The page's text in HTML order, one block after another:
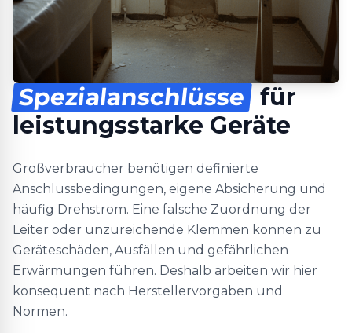
Spezialanschlüsse für
leistungsstarke Geräte
Großverbraucher benötigen definierte
Anschlussbedingungen, eigene Absicherung und
häufig Drehstrom. Eine falsche Zuordnung der
Leiter oder unzureichende Klemmen können zu
Geräteschäden, Ausfällen und gefährlichen
Erwärmungen führen. Deshalb arbeiten wir hier
konsequent nach Herstellervorgaben und
Normen.